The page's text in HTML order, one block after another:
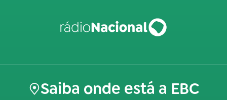
Saiba onde está a EBC